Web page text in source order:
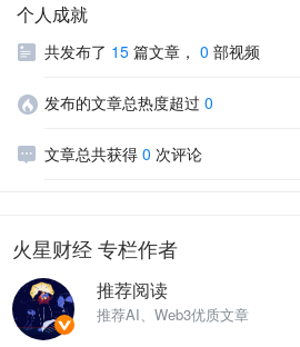
个人成就
共发布了 15 篇文章 ， 0 部视频
发布的文章总热度超过 0
文章总共获得 0 次评论
火星财经专栏作者
推荐阅读
推荐AI、Web3优质文章